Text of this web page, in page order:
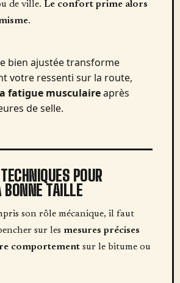
de ville. Le confort prime alors
.
bien ajustée transforme
votre ressenti sur la route,
fatigue musculaireaprès
de selle.
POUR
BONNE TAILLE
son rôle mécanique, il faut
sur les mesures précises
comportementsur le bitume ou